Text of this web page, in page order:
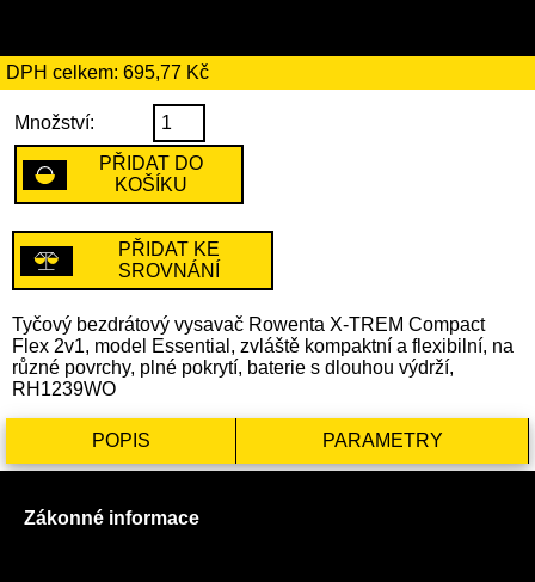
DPH celkem: 695,77 Kč
Množství:
PŘIDAT DO
KOŠÍKU
PŘIDAT KE
SROVNÁNÍ
Tyčový bezdrátový vysavač Rowenta X-TREM Compact
Flex 2v1, model Essential, zvláště kompaktní a flexibilní, na
různé povrchy, plné pokrytí, baterie s dlouhou výdrží,
RH1239WO
POPIS PARAMETRY
Zákonné informace